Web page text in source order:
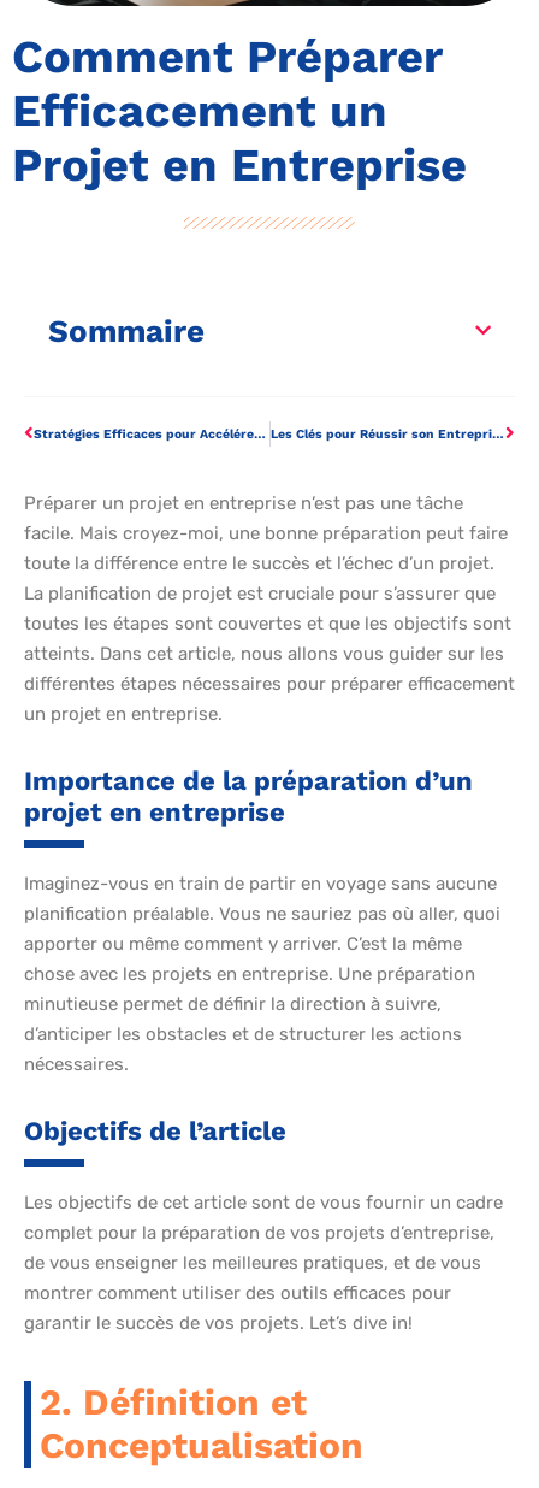
Comment Préparer
Efficacement un
Projet en Entreprise
Sommaire
Stratégies Efficaces pour Accélérer la Croissance de Votre Entreprise Les Clés pour Réussir son Entreprise en France
Préparer un projet en entreprise n’est pas une tâche
facile. Mais croyez-moi, une bonne préparation peut faire
toute la différence entre le succès et l’échec d’un projet.
La planification de projet est cruciale pour s’assurer que
toutes les étapes sont couvertes et que les objectifs sont
atteints. Dans cet article, nous allons vous guider sur les
différentes étapes nécessaires pour préparer efficacement
un projet en entreprise.
Importance de la préparation d’un
projet en entreprise
Imaginez-vous en train de partir en voyage sans aucune
planification préalable. Vous ne sauriez pas où aller, quoi
apporter ou même comment y arriver. C’est la même
chose avec les projets en entreprise. Une préparation
minutieuse permet de définir la direction à suivre,
d’anticiper les obstacles et de structurer les actions
nécessaires.
Objectifs de l’article
Les objectifs de cet article sont de vous fournir un cadre
complet pour la préparation de vos projets d’entreprise,
de vous enseigner les meilleures pratiques, et de vous
montrer comment utiliser des outils efficaces pour
garantir le succès de vos projets. Let’s dive in!
2. Définition et
Conceptualisation